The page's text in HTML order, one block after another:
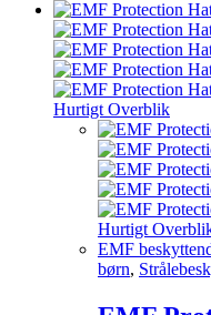
Hurtigt Overblik
Hurtigt
EMF
børn,